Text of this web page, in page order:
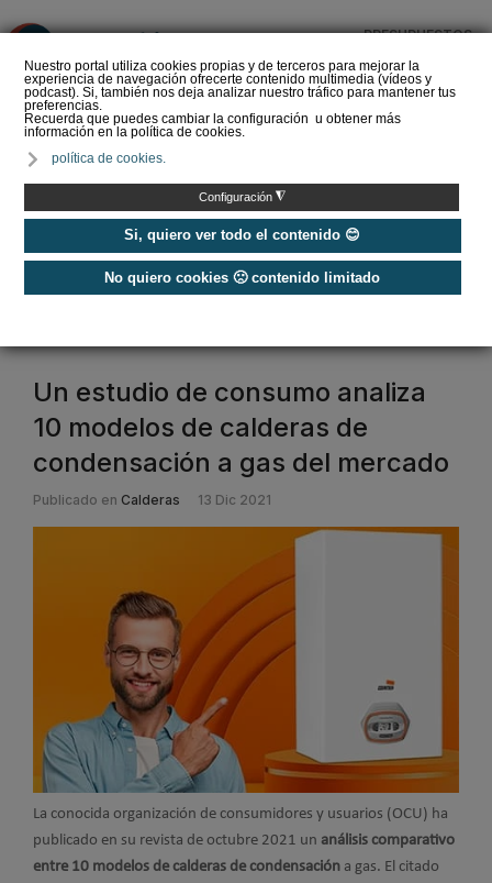
Nuestro portal utiliza cookies propias y de terceros para mejorar la
experiencia de navegación ofrecerte contenido multimedia (vídeos y
podcast). Si, también nos deja analizar nuestro tráfico para mantener tus
preferencias.
Recuerda que puedes cambiar la configuración u obtener más
información en la política de cookies.
política de cookies.
Configuración ◮
Si, quiero ver todo el contenido 😊
No quiero cookies 🙁 contenido limitado
PRESUPUESTOS
condensación en
rehabilitación de…
Calefacción / Destacados
Un estudio de consumo analiza
10 modelos de calderas de
condensación a gas del mercado
Publicado en Calderas 13 Dic 2021
La conocida organización de consumidores y usuarios (OCU) ha
publicado en su revista de octubre 2021 un análisis comparativo
entre 10 modelos de calderas de condensación a gas. El citado